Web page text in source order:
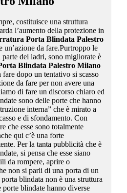
costituisce una struttura
l’aumento della protezione in
Porta Blindata Palestro
un’azione da fare.Purtroppo le
parte dei ladri, sono migliorate è
Blindata Palestro Milano
fare dopo un tentativo si scasso
da fare per non avere una
di fare un discorso chiaro ed
sono delle porte che hanno
interna” che è mirato a
e di sfondamento. Con
che esse sono totalmente
qui c’è una forte
Per la tanta pubblicità che è
si pensa che esse siano
da rompere, aprire o
non si parli di una porta di un
blindata non è una struttura
blindate hanno diverse